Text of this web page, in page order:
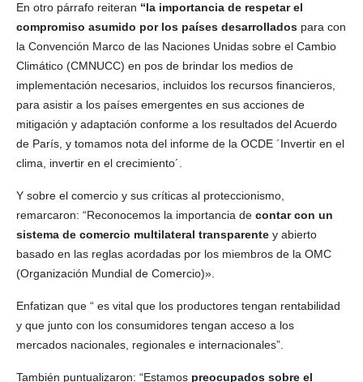
En otro párrafo reiteran “la importancia de respetar el
compromiso asumido por los países desarrollados para con
la Convención Marco de las Naciones Unidas sobre el Cambio
Climático (CMNUCC) en pos de brindar los medios de
implementación necesarios, incluidos los recursos financieros,
para asistir a los países emergentes en sus acciones de
mitigación y adaptación conforme a los resultados del Acuerdo
de París, y tomamos nota del informe de la OCDE ´Invertir en el
clima, invertir en el crecimiento´.
Y sobre el comercio y sus críticas al proteccionismo,
remarcaron: “Reconocemos la importancia de contar con un
sistema de comercio multilateral transparente y abierto
basado en las reglas acordadas por los miembros de la OMC
(Organización Mundial de Comercio)».
Enfatizan que “ es vital que los productores tengan rentabilidad
y que junto con los consumidores tengan acceso a los
mercados nacionales, regionales e internacionales”.
También puntualizaron: “Estamos preocupados sobre el